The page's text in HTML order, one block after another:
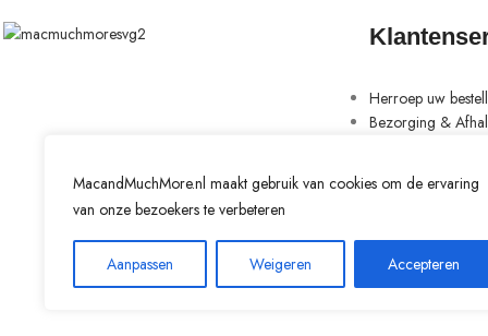
MacandMuchMore.nl maakt gebruik van cookies om de ervaring
van onze bezoekers te verbeteren
Aanpassen Weigeren Accepteren
Herroep uw
Bezorging &
Klacht